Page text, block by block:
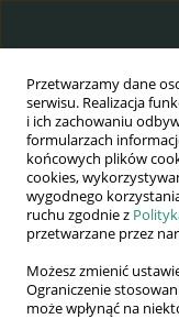
Przetwarzamy dane
serwisu. Realizacja
i ich zachowaniu
formularzach
końcowych plików
cookies,
wygodnego
ruchu zgodnie z
przetwarzane przez
Możesz zmienić
Ograniczenie
może wpłynąć na
AWSGE
Akademia
WSGE
im. Alcide De